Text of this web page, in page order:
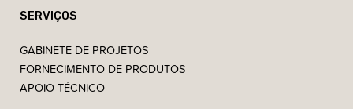
SERVIÇOS
GABINETE DE PROJETOS
FORNECIMENTO DE PRODUTOS
APOIO TÉCNICO